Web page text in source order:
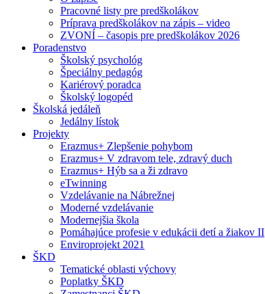
Pracovné listy pre predškolákov
Príprava predškolákov na zápis – video
ZVONÍ – časopis pre predškolákov 2026
Poradenstvo
Školský psychológ
Špeciálny pedagóg
Kariérový poradca
Školský logopéd
Školská jedáleň
Jedálny lístok
Projekty
Erazmus+ Zlepšenie pohybom
Erazmus+ V zdravom tele, zdravý duch
Erazmus+ Hýb sa a ži zdravo
eTwinning
Vzdelávanie na Nábrežnej
Moderné vzdelávanie
Modernejšia škola
Pomáhajúce profesie v edukácii detí a žiakov II
Enviroprojekt 2021
ŠKD
Tematické oblasti výchovy
Poplatky ŠKD